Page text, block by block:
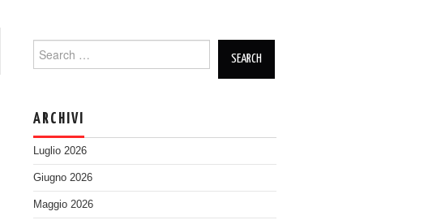
for:
ARCHIVI
Luglio 2026
Giugno 2026
Maggio 2026